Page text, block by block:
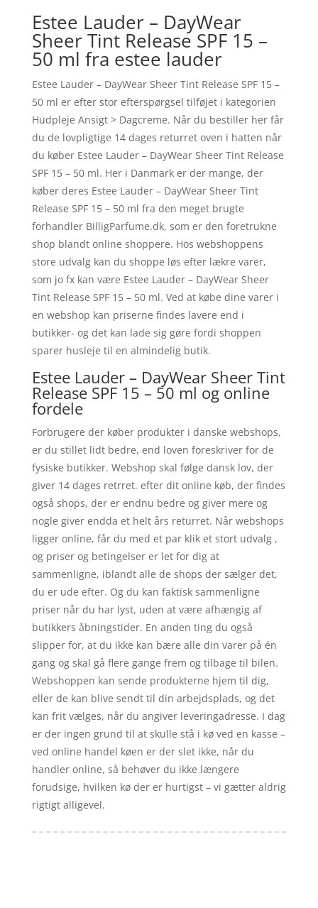
Estee Lauder – DayWear
Sheer Tint Release SPF 15 –
50 ml fra estee lauder
Estee Lauder – DayWear Sheer Tint Release SPF 15 –
50 ml er efter stor efterspørgsel tilføjet i kategorien
Hudpleje Ansigt > Dagcreme. Når du bestiller her får
du de lovpligtige 14 dages returret oven i hatten når
du køber Estee Lauder – DayWear Sheer Tint Release
SPF 15 – 50 ml. Her i Danmark er der mange, der
køber deres Estee Lauder – DayWear Sheer Tint
Release SPF 15 – 50 ml fra den meget brugte
forhandler BilligParfume.dk, som er den foretrukne
shop blandt online shoppere. Hos webshoppens
store udvalg kan du shoppe løs efter lækre varer,
som jo fx kan være Estee Lauder – DayWear Sheer
Tint Release SPF 15 – 50 ml. Ved at købe dine varer i
en webshop kan priserne findes lavere end i
butikker- og det kan lade sig gøre fordi shoppen
sparer husleje til en almindelig butik.
Estee Lauder – DayWear Sheer Tint
Release SPF 15 – 50 ml og online
fordele
Forbrugere der køber produkter i danske webshops,
er du stillet lidt bedre, end loven foreskriver for de
fysiske butikker. Webshop skal følge dansk lov, der
giver 14 dages retrret. efter dit online køb, der findes
også shops, der er endnu bedre og giver mere og
nogle giver endda et helt års returret. Når webshops
ligger online, får du med et par klik et stort udvalg ,
og priser og betingelser er let for dig at
sammenligne, iblandt alle de shops der sælger det,
du er ude efter. Og du kan faktisk sammenligne
priser når du har lyst, uden at være afhængig af
butikkers åbningstider. En anden ting du også
slipper for, at du ikke kan bære alle din varer på én
gang og skal gå flere gange frem og tilbage til bilen.
Webshoppen kan sende produkterne hjem til dig,
eller de kan blive sendt til din arbejdsplads, og det
kan frit vælges, når du angiver leveringadresse. I dag
er der ingen grund til at skulle stå i kø ved en kasse –
ved online handel køen er der slet ikke, når du
handler online, så behøver du ikke længere
forudsige, hvilken kø der er hurtigst – vi gætter aldrig
rigtigt alligevel.